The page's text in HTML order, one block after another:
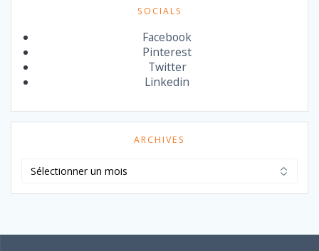
SOCIALS
Facebook
Pinterest
Twitter
Linkedin
ARCHIVES